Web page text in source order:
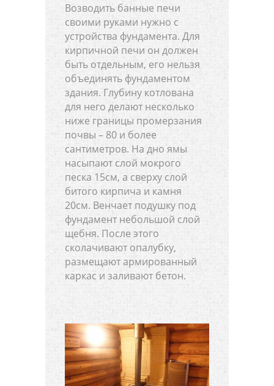
Возводить банные печи
своими руками нужно с
устройства фундамента. Для
кирпичной печи он должен
быть отдельным, его нельзя
объединять фундаментом
здания. Глубину котлована
для него делают несколько
ниже границы промерзания
почвы – 80 и более
сантиметров. На дно ямы
насыпают слой мокрого
песка 15см, а сверху слой
битого кирпича и камня
20см. Венчает подушку под
фундамент небольшой слой
щебня. После этого
сколачивают опалубку,
размещают армированный
каркас и заливают бетон.